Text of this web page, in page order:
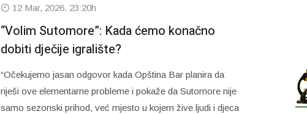
12 Mar, 2026. 23:20h
“Volim Sutomore”: Kada ćemo konačno
dobiti dječije igralište?
“Očekujemo jasan odgovor kada Opština Bar planira da
riješi ove elementarne probleme i pokaže da Sutomore nije
samo sezonski prihod, već mjesto u kojem žive ljudi i djeca